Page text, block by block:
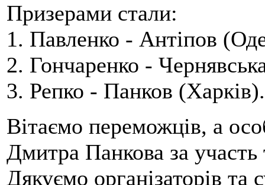
Призерами стали:
1. Павленко - Антіпов
2. Гончаренко -
3. Репко - Панков (Харків).
Вітаємо переможців, а
Дмитра Панкова за
Дякуємо організаторів та